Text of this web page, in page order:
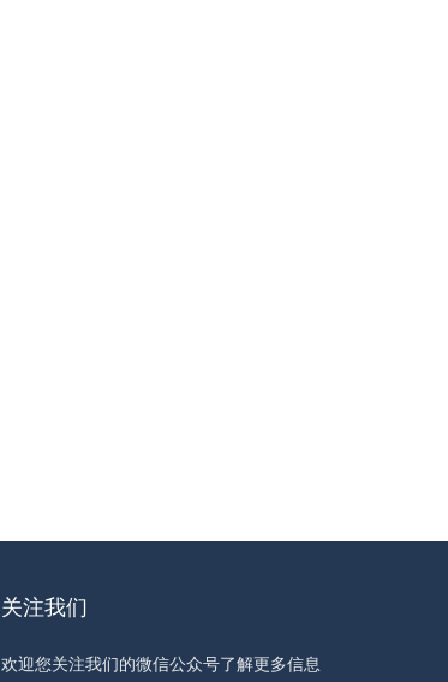
关注我们
欢迎您关注我们的微信公众号了解更多信息